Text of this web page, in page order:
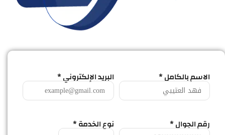
الاسم بالكامل * البريد الإلكتروني *
رقم الجوال * نوع الخدمة *